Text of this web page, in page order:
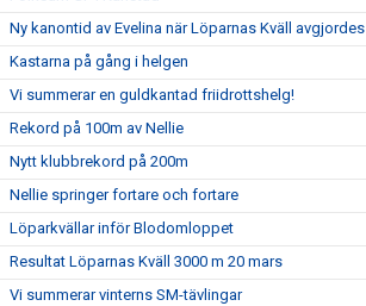
Ny kanontid av Evelina när Löparnas Kväll avgjordes
Kastarna på gång i helgen
Vi summerar en guldkantad friidrottshelg!
Rekord på 100m av Nellie
Nytt klubbrekord på 200m
Nellie springer fortare och fortare
Löparkvällar inför Blodomloppet
Resultat Löparnas Kväll 3000 m 20 mars
Vi summerar vinterns SM-tävlingar